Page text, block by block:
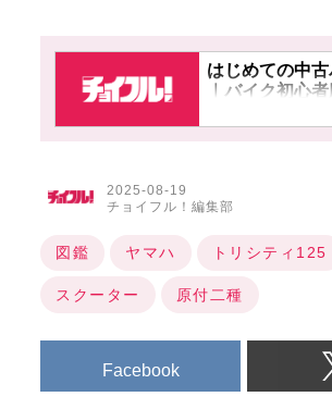
はじめての中
｜バイク初心
【チョイフル
2025-08-19
チョイフル！編集部
図鑑 ヤマハ トリシティ125
スクーター 原付二種
Facebook